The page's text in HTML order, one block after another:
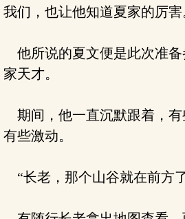
我们，也让他知道夏家的厉害
他所说的夏文便是此次准备
家天才。
期间，他一直沉默跟着，有
有些激动。
“长老，那个山谷就在前方